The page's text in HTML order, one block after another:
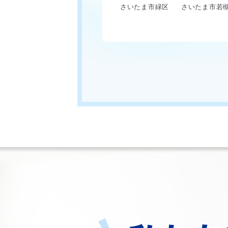
さいたま市緑区 さいたま市若